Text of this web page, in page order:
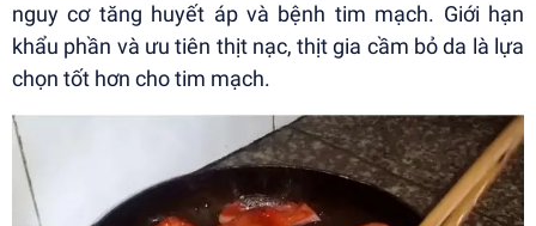
nguy cơ tăng huyết áp và bệnh tim mạch. Giới hạn
khẩu phần và ưu tiên thịt nạc, thịt gia cầm bỏ da là lựa
chọn tốt hơn cho tim mạch.